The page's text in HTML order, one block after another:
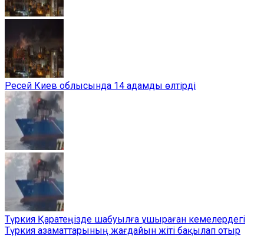
Ресей Киев облысында 14 адамды өлтірді
Түркия Қаратеңізде шабуылға ұшыраған кемелердегі
Түркия азаматтарының жағдайын жіті бақылап отыр